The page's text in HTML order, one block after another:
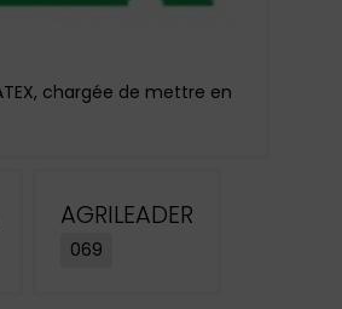
chargée de mettre en
AGRILEADER
069